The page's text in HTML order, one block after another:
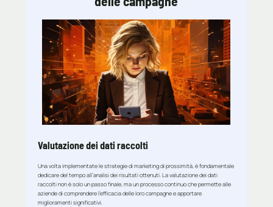
Valutazione dei dati raccolti
Una volta implementate le strategie di marketing di prossimità, è fondamentale
dedicare del tempo all’analisi dei risultati ottenuti. La valutazione dei dati
raccolti non è solo un passo finale, ma un processo continuo che permette alle
aziende di comprendere l’efficacia delle loro campagne e apportare
miglioramenti significativi.